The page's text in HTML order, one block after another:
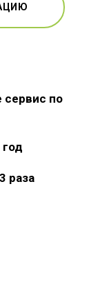
сервис по
раза